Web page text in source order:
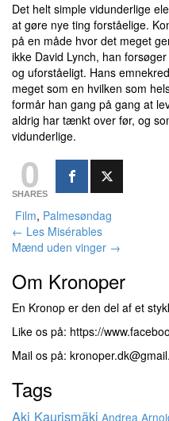
Det helt simple vidunderlige
at gøre nye ting forståelige.
på en måde hvor det meget
ikke David Lynch, han
og uforståeligt. Hans
meget som en hvilken som
formår han gang på gang at
aldrig har tænkt over før, og
vidunderlige.
0
SHARES
Film, Palmesøndag
← Les Misérables
Mænd uden vinger →
Om Kronoper
En Kronop er den del af et
Like os på: https://
Mail os på:
Tags
Aki Kaurismäki Andrea